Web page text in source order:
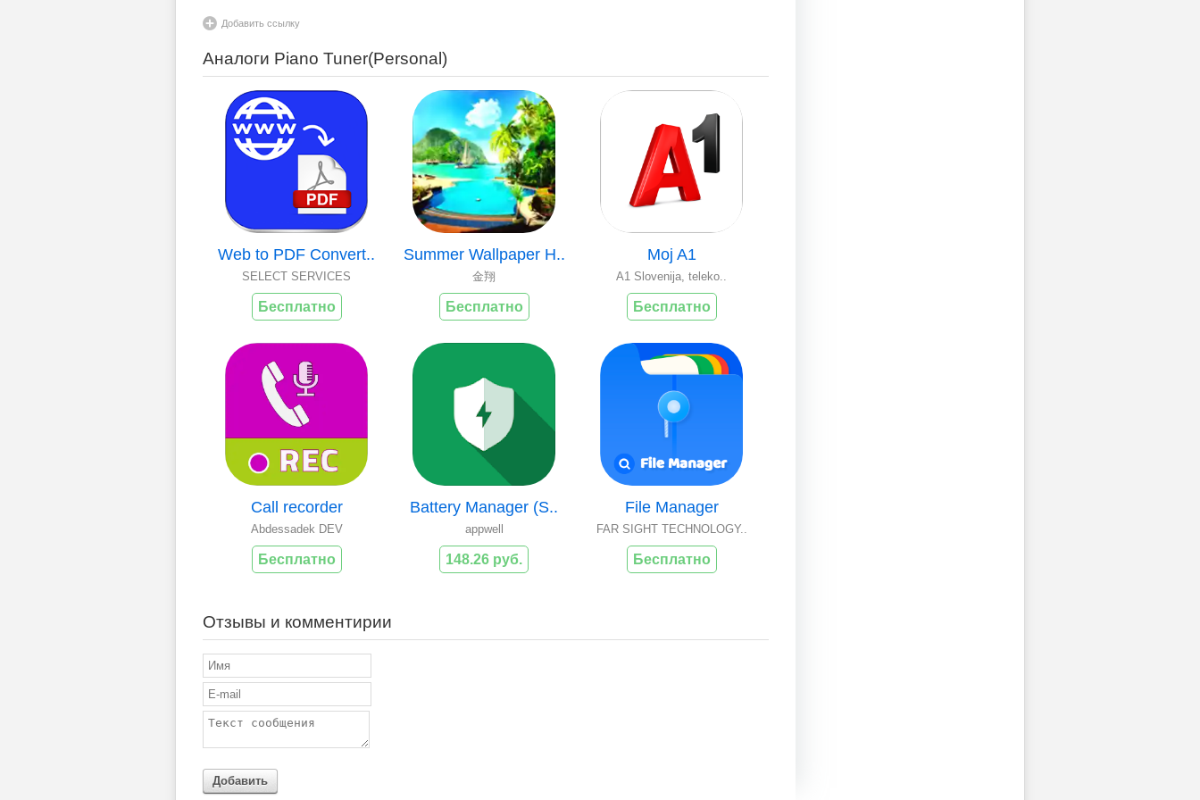
Добавить ссылку
Аналоги Piano Tuner(Personal)
Web to PDF Convert..
SELECT SERVICES
Бесплатно
Summer Wallpaper H..
金翔
Бесплатно
Moj A1
A1 Slovenija, teleko..
Бесплатно
Call recorder
Abdessadek DEV
Бесплатно
Battery Manager (S..
appwell
148.26 руб.
File Manager
FAR SIGHT TECHNOLOGY..
Бесплатно
Отзывы и комментирии
Добавить